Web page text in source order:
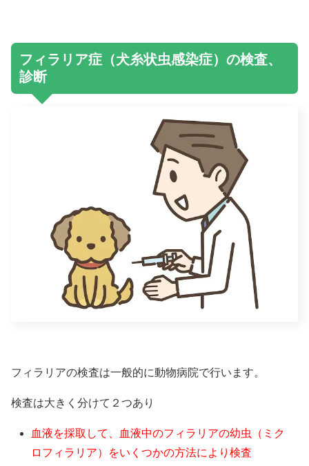
フィラリア症（犬糸状虫感染症）の検査、
診断
フィラリアの検査は一般的に動物病院で行います。
検査は大きく分けて２つあり
血液を採取して、血液中のフィラリアの幼虫（ミク
ロフィラリア）をいくつかの方法により検査